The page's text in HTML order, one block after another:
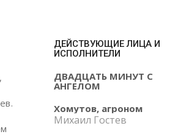
ДЕЙСТВУЮЩИЕ ЛИЦА И
ИСПОЛНИТЕЛИ
ДВАДЦАТЬ МИНУТ С
АНГЕЛОМ
Хомутов, агроном
Михаил Гостев